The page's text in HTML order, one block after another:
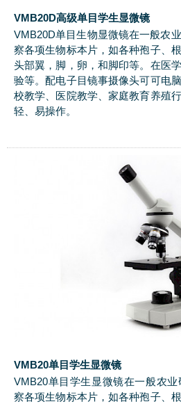
VMB20D高级单目学生显微镜
VMB20D单目生物显微镜在一般农
察各项生物标本片，如各种孢子、
头部翼，脚，卵，和脚印等。在医
验等。配电子目镜事摄像头可可电
校教学、医院教学、家庭教育养殖
轻、易操作。
VMB20单目学生显微镜
VMB20单目学生显微镜在一般农
察各项生物标本片，如各种孢子、